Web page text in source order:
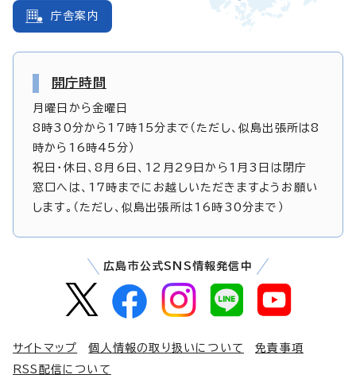
庁舎案内
開庁時間
月曜日から金曜日
8時30分から17時15分まで（ただし、似島出張所は8
時から16時45分）
祝日・休日、8月6日、12月29日から1月3日は閉庁
窓口へは、17時までにお越しいただきますようお願い
します。（ただし、似島出張所は16時30分まで）
広島市公式SNS情報発信中
サイトマップ 個人情報の取り扱いについて
免責事項
RSS配信について